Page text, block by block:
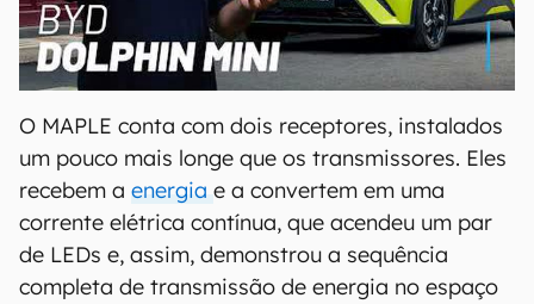
00:00/04:07
O MAPLE conta com dois receptores, instalados
um pouco mais longe que os transmissores. Eles
recebem a energia e a convertem em uma
corrente elétrica contínua, que acendeu um par
de LEDs e, assim, demonstrou a sequência
completa de transmissão de energia no espaço